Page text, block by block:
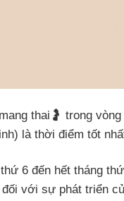
thai🤰 trong
là thời điểm tốt
6 đến hết tháng
đối với sự phát triển